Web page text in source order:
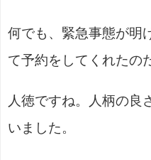
何でも、緊急事態が明
て予約をしてくれたの
人徳ですね。人柄の良
いました。